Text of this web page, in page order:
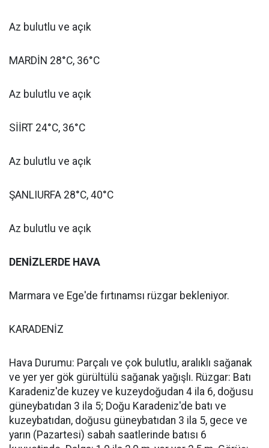
Az bulutlu ve açık
MARDİN 28°C, 36°C
Az bulutlu ve açık
SİİRT 24°C, 36°C
Az bulutlu ve açık
ŞANLIURFA 28°C, 40°C
Az bulutlu ve açık
DENİZLERDE HAVA
Marmara ve Ege'de fırtınamsı rüzgar bekleniyor.
KARADENİZ
Hava Durumu: Parçalı ve çok bulutlu, aralıklı sağanak
ve yer yer gök gürültülü sağanak yağışlı. Rüzgar: Batı
Karadeniz'de kuzey ve kuzeydoğudan 4 ila 6, doğusu
güneybatıdan 3 ila 5; Doğu Karadeniz'de batı ve
kuzeybatıdan, doğusu güneybatıdan 3 ila 5, gece ve
yarın (Pazartesi) sabah saatlerinde batısı 6